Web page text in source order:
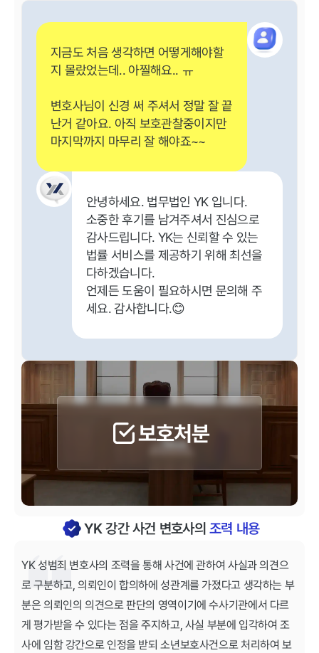
지금도 처음 생각하면 어떻게해야할
지 몰랐었는데.. 아찔해요.. ㅠ
변호사님이 신경 써 주셔서 정말 잘 끝
난거 같아요. 아직 보호관찰중이지만
마지막까지 마무리 잘 해야죠~~
안녕하세요. 법무법인 YK 입니다.
소중한 후기를 남겨주셔서 진심으로
감사드립니다. YK는 신뢰할 수 있는
법률 서비스를 제공하기 위해 최선을
다하겠습니다.
언제든 도움이 필요하시면 문의해 주
세요. 감사합니다.😊
보호처분
YK 강간 사건 변호사의조력 내용
YK 성범죄 변호사의 조력을 통해 사건에 관하여 사실과 의견으
로 구분하고, 의뢰인이 합의하에 성관계를 가졌다고 생각하는 부
분은 의뢰인의 의견으로 판단의 영역이기에 수사기관에서 다르
게 평가받을 수 있다는 점을 주지하고, 사실 부분에 입각하여 조
사에 임함 강간으로 인정을 받되 소년보호사건으로 처리하여 보